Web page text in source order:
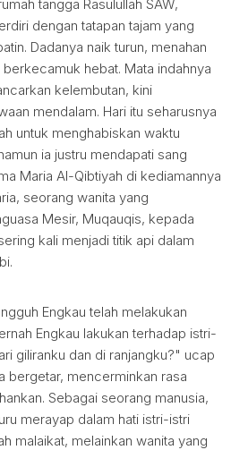
tangga Rasulullah SAW,
dengan tatapan tajam yang
Dadanya naik turun, menahan
hebat. Mata indahnya
kelembutan, kini
mendalam. Hari itu seharusnya
untuk menghabiskan waktu
ia justru mendapati sang
Maria Al-Qibtiyah di kediamannya
seorang wanita yang
Mesir, Muqauqis, kepada
kali menjadi titik api dalam
Engkau telah melakukan
Engkau lakukan terhadap istri-
giliranku dan di ranjangku?" ucap
bergetar, mencerminkan rasa
Sebagai seorang manusia,
merayap dalam hati istri-istri
malaikat, melainkan wanita yang